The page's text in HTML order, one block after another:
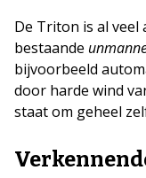
De Triton is al veel
bestaande
bijvoorbeeld
door harde wind
staat om geheel